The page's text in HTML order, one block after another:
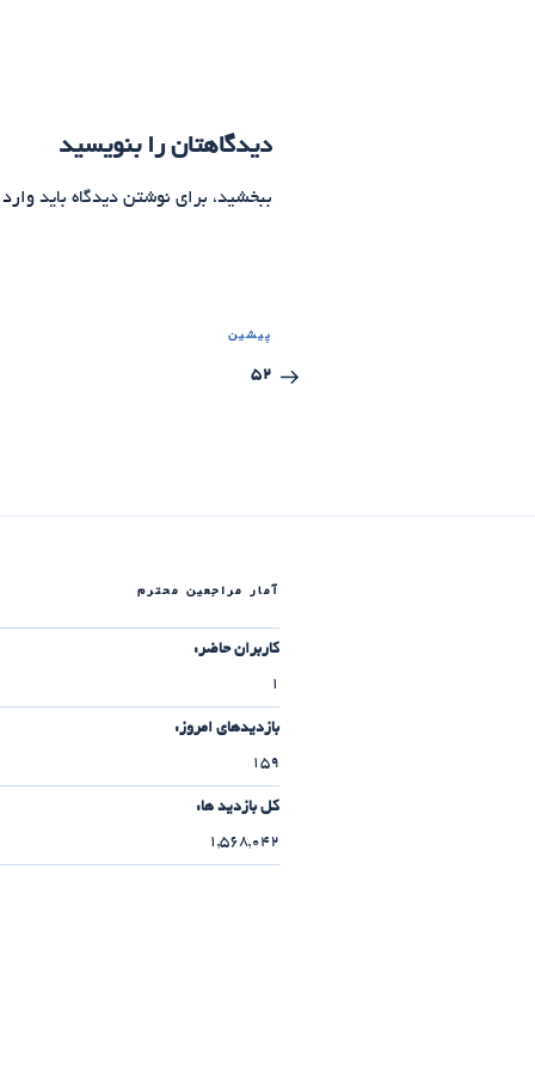
دیدگاهتان را بنویسید
ببخشید، برای نوشتن دیدگاه باید
راهبری
نوشته‌ها
نوشته
قبلی
پیشین
52
آمار مراجعین محترم
کاربران حاضر:
1
بازدیدهای امروز:
159
کل بازدید ها:
1,568,042